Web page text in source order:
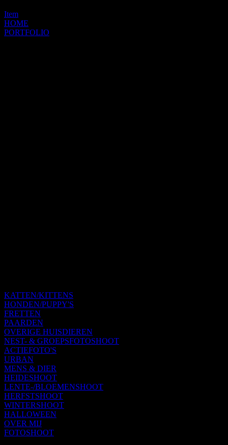
Item
HOME
PORTFOLIO
KATTEN/KITTENS
HONDEN/PUPPY'S
FRETTEN
PAARDEN
OVERIGE HUISDIEREN
NEST- & GROEPSFOTOSHOOT
ACTIEFOTO'S
URBAN
MENS & DIER
HEIDESHOOT
LENTE-/BLOEMENSHOOT
HERFSTSHOOT
WINTERSHOOT
HALLOWEEN
OVER MIJ
FOTOSHOOT